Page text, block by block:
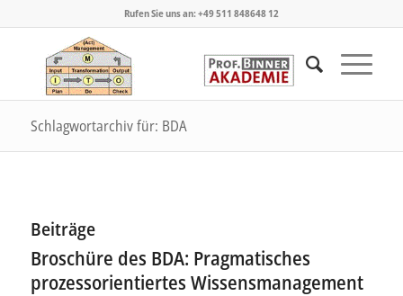
Rufen Sie uns an: +49 511 848648 12
Schlagwortarchiv für: BDA
Beiträge
Broschüre des BDA: Pragmatisches
prozessorientiertes Wissensmanagement